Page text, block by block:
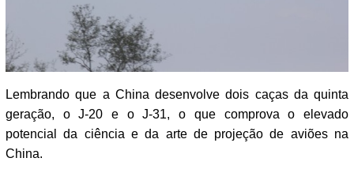
Lembrando que a China desenvolve dois caças da quinta
geração, o J-20 e o J-31, o que comprova o elevado
potencial da ciência e da arte de projeção de aviões na
China.